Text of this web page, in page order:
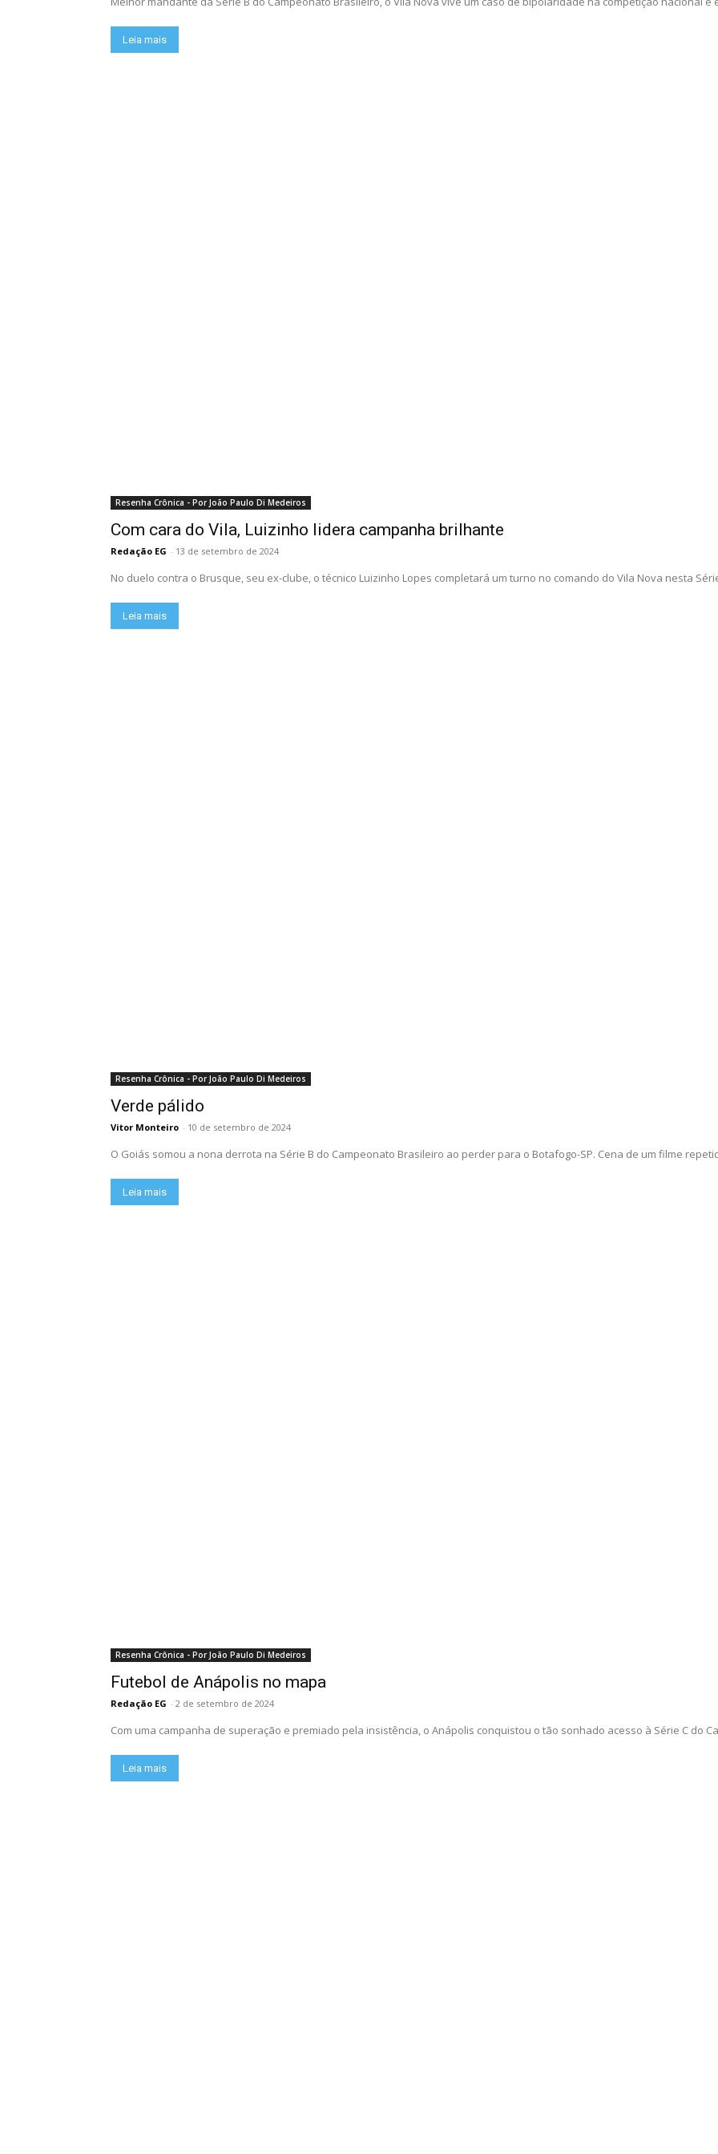
Leia mais
Resenha Crônica - Por João Paulo Di Medeiros
Com cara do Vila, Luizinho lidera campanha brilhante
Redação EG - 13 de setembro de 2024
No duelo contra o Brusque, seu ex-clube, o técnico Luizinho Lopes completará um turno no comando do Vila Nova nesta
Leia mais
Resenha Crônica - Por João Paulo Di Medeiros
Verde pálido
Vitor Monteiro - 10 de setembro de 2024
O Goiás somou a nona derrota na Série B do Campeonato Brasileiro ao perder para o Botafogo-SP. Cena de um filme
Leia mais
Resenha Crônica - Por João Paulo Di Medeiros
Futebol de Anápolis no mapa
Redação EG - 2 de setembro de 2024
Com uma campanha de superação e premiado pela insistência, o Anápolis conquistou o tão sonhado acesso à Série C do
Leia mais